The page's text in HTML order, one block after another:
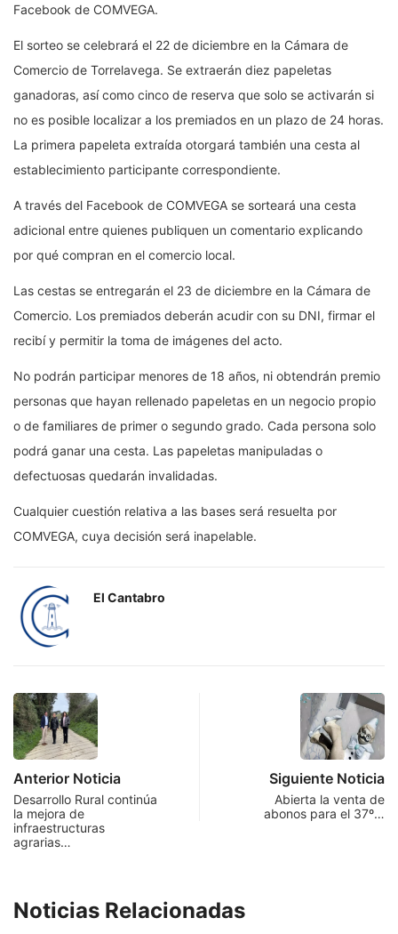
Facebook de COMVEGA.
El sorteo se celebrará el 22 de diciembre en la Cámara de
Comercio de Torrelavega. Se extraerán diez papeletas
ganadoras, así como cinco de reserva que solo se activarán si
no es posible localizar a los premiados en un plazo de 24 horas.
La primera papeleta extraída otorgará también una cesta al
establecimiento participante correspondiente.
A través del Facebook de COMVEGA se sorteará una cesta
adicional entre quienes publiquen un comentario explicando
por qué compran en el comercio local.
Las cestas se entregarán el 23 de diciembre en la Cámara de
Comercio. Los premiados deberán acudir con su DNI, firmar el
recibí y permitir la toma de imágenes del acto.
No podrán participar menores de 18 años, ni obtendrán premio
personas que hayan rellenado papeletas en un negocio propio
o de familiares de primer o segundo grado. Cada persona solo
podrá ganar una cesta. Las papeletas manipuladas o
defectuosas quedarán invalidadas.
Cualquier cuestión relativa a las bases será resuelta por
COMVEGA, cuya decisión será inapelable.
El Cantabro
Anterior Noticia
Desarrollo Rural continúa
la mejora de
infraestructuras
agrarias…
Siguiente Noticia
Abierta la venta de
abonos para el 37º…
Noticias Relacionadas